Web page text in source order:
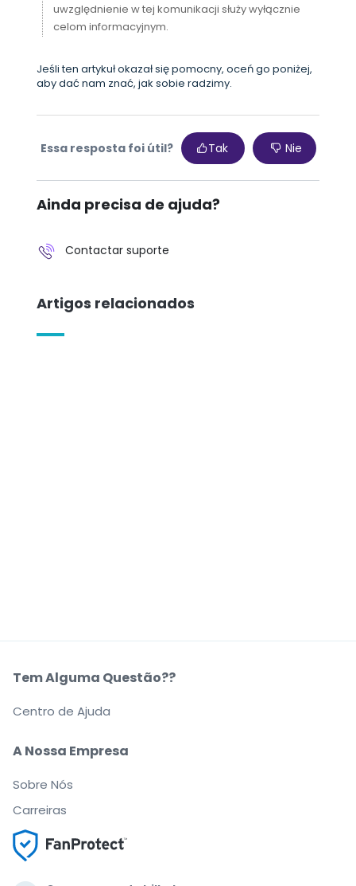
uwzględnienie w tej komunikacji służy wyłącznie
celom informacyjnym.
Jeśli ten artykuł okazał się pomocny, oceń go poniżej,
aby dać nam znać, jak sobie radzimy.
Essa resposta foi útil? Tak Nie
Ainda precisa de ajuda?
Contactar suporte
Artigos relacionados
A Nossa Empresa
Sobre Nós
Carreiras
Tem Alguma Questão??
Centro de Ajuda